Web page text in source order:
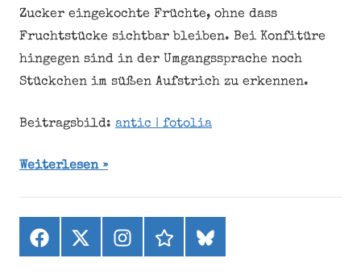
Zucker eingekochte Früchte, ohne dass
Fruchtstücke sichtbar bleiben. Bei Konfitüre
hingegen sind in der Umgangssprache noch
Stückchen im süßen Aufstrich zu erkennen.
Beitragsbild: antic | fotolia
Weiterlesen
Facebook
X
(ehemals
Instagramthreadsbluesky